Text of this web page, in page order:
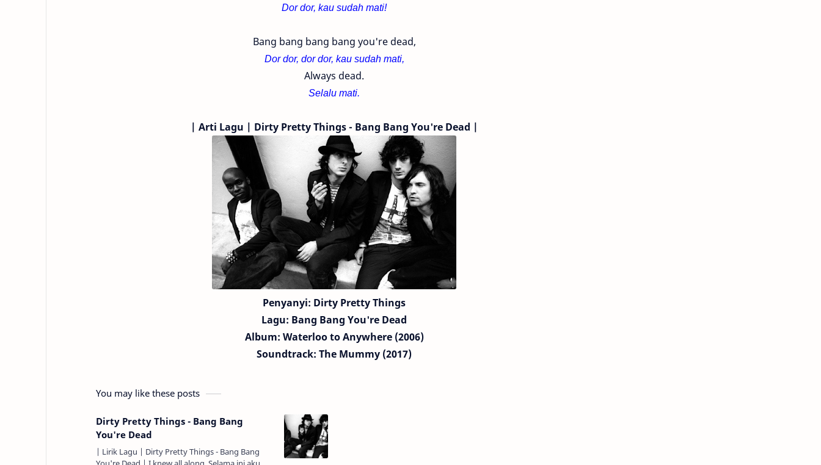
Dor dor, kau sudah mati!
Bang bang bang bang you're dead,
Dor dor, dor dor, kau sudah mati,
Always dead.
Selalu mati.
| Arti Lagu | Dirty Pretty Things - Bang Bang You're Dead |
Penyanyi: Dirty Pretty Things
Lagu: Bang Bang You're Dead
Album: Waterloo to Anywhere (2006)
Soundtrack: The Mummy (2017)
You may like these posts
Dirty Pretty Things - Bang Bang
You're Dead
| Lirik Lagu | Dirty Pretty Things - Bang Bang